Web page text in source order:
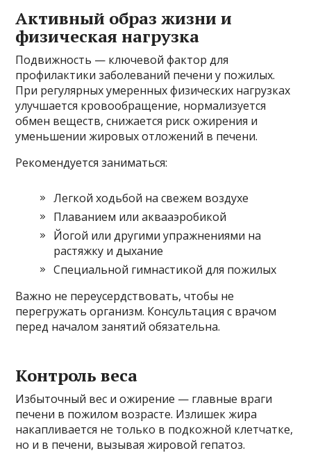
Активный образ жизни и
физическая нагрузка
Подвижность — ключевой фактор для
профилактики заболеваний печени у пожилых.
При регулярных умеренных физических нагрузках
улучшается кровообращение, нормализуется
обмен веществ, снижается риск ожирения и
уменьшении жировых отложений в печени.
Рекомендуется заниматься:
Легкой ходьбой на свежем воздухе
Плаванием или аквааэробикой
Йогой или другими упражнениями на
растяжку и дыхание
Специальной гимнастикой для пожилых
Важно не переусердствовать, чтобы не
перегружать организм. Консультация с врачом
перед началом занятий обязательна.
Контроль веса
Избыточный вес и ожирение — главные враги
печени в пожилом возрасте. Излишек жира
накапливается не только в подкожной клетчатке,
но и в печени, вызывая жировой гепатоз.